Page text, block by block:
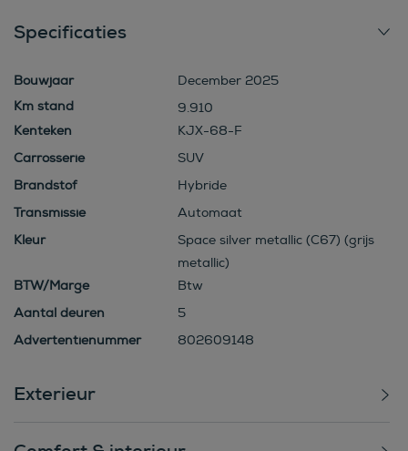
Specificaties
Bouwjaar
December 2025
9.910
Kenteken
KJX-68-F
Carrosserie
SUV
Brandstof
Hybride
Transmissie
Automaat
Kleur
Space silver metallic (C67) (grijs
metallic)
BTW/Marge
Btw
Aantal deuren
5
Advertentienummer
802609148
Exterieur